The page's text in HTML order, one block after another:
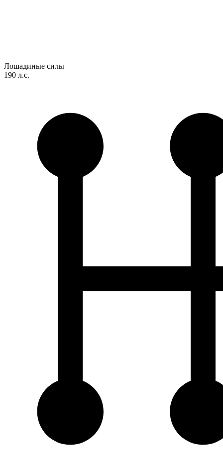
Лошадиные силы
190 л.с.